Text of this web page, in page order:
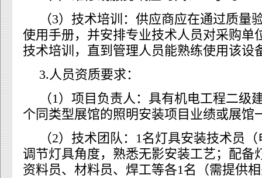
（3）技术培训：供应商应在通过质量
使用手册，并安排专业技术人员对采购单
技术培训，直到管理人员能熟练使用该设
3.人员资质要求：
（1）项目负责人：具有机电工程二级
个同类型展馆的照明安装项目业绩或展馆
（2）技术团队：1名灯具安装技术员
调节灯具角度，熟悉无影安装工艺；配备
资料员、材料员、焊工等各1名（需提供